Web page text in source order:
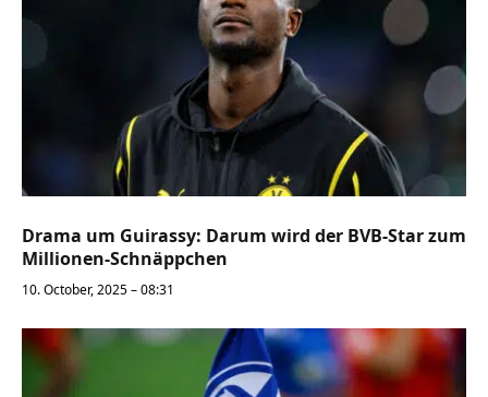
Drama um Guirassy: Darum wird der BVB-Star zum
Millionen-Schnäppchen
10. October, 2025 – 08:31